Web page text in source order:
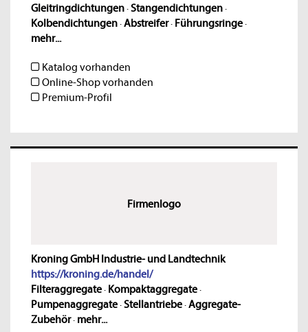
Gleitringdichtungen·Stangendichtungen·
Kolbendichtungen·Abstreifer· Führungsringe·
mehr...
Katalog vorhanden
Online-Shop vorhanden
Premium-Profil
Firmenlogo
Kroning GmbH Industrie- und Landtechnik
https://kroning.de/handel/
Filteraggregate· Kompaktaggregate·
Pumpenaggregate·Stellantriebe·Aggregate-
Zubehör· mehr...